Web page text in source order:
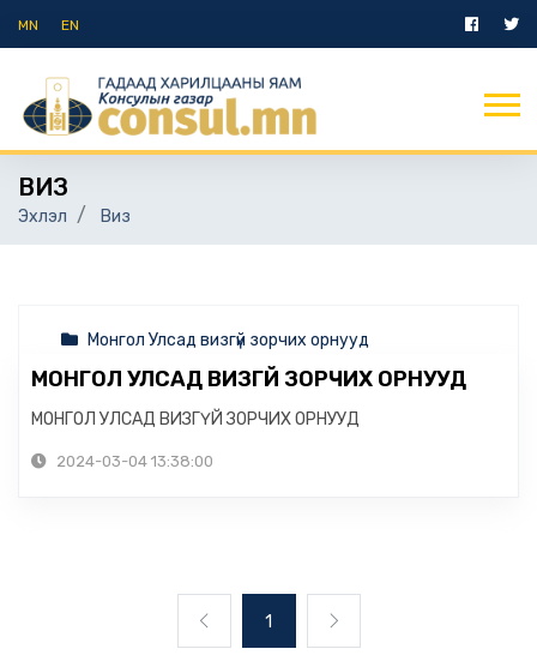
MN EN
ВИЗ
Эхлэл Виз
Монгол Улсад визгүй зорчих орнууд
МОНГОЛ УЛСАД ВИЗГҮЙ ЗОРЧИХ ОРНУУД
МОНГОЛ УЛСАД ВИЗГҮЙ ЗОРЧИХ ОРНУУД
2024-03-04 13:38:00
1